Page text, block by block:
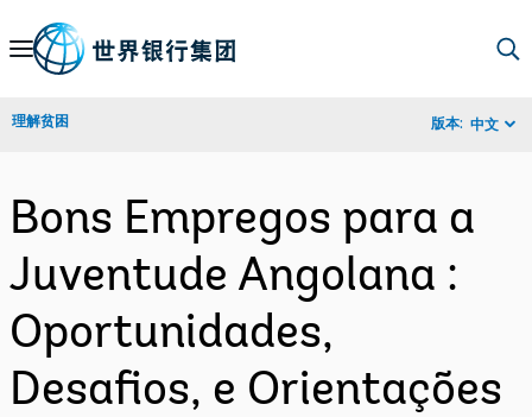
Skip
Navigation
理解贫困 版本: 中文
Bons Empregos para a
Juventude Angolana :
Oportunidades,
Desafios, e Orientações